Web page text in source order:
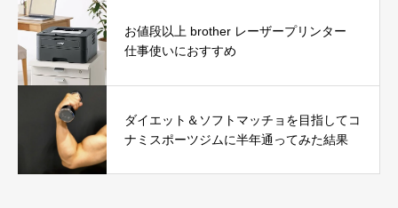
お値段以上 brother レーザープリンター
仕事使いにおすすめ
ダイエット＆ソフトマッチョを目指してコ
ナミスポーツジムに半年通ってみた結果